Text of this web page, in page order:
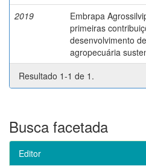
2019
Embrapa
primeiras
desenvolvimento
agropecuária
Resultado 1-1 de 1.
Busca facetada
Editor